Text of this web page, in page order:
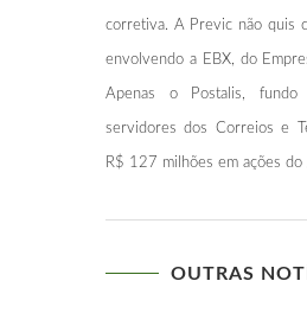
corretiva. A Previc não quis
envolvendo a EBX, do
Apenas o Postalis,
servidores dos Correios e
R$ 127 milhões em ações do
OUTRAS